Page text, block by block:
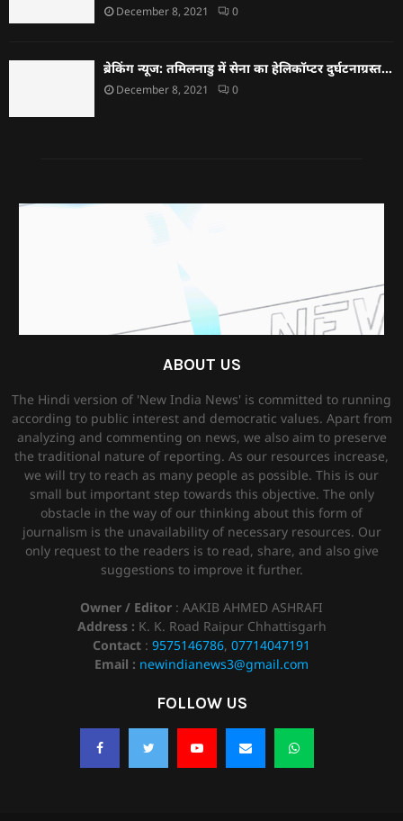
December 8, 2021 0
ब्रेकिंग न्यूज: तमिलनाडु में सेना का हेलिकॉप्टर दुर्घटनाग्रस्त…
December 8, 2021 0
ABOUT US
The Hindi version of 'New India News' is committed to running
according to public interest and democratic values. Apart from
analyzing and commenting on news, we also aim to preserve
the traditional nature of reporting. As our resources increase,
we will try to reach as many people as possible. This is our
small but important step towards this objective. The only
obstacle in the way of our thinking about this form of
journalism is the unavailability of necessary resources. Our
only request to the readers is to read, share, and also give
suggestions to improve it further.
Owner / Editor : AAKIB AHMED ASHRAFI
Address : K. K. Road Raipur Chhattisgarh
Contact : 9575146786, 07714047191
Email : newindianews3@gmail.com
FOLLOW US